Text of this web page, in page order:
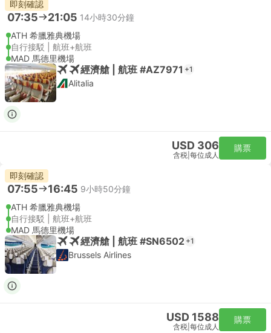
即刻確認
07:35 21:05 14小時30分鐘
ATH 希臘雅典機場
自行接駁 | 航班+航班
MAD 馬德里機場
經濟艙 | 航班 #AZ7971 +1
Alitalia
USD 306
含税 每位成人
購票
即刻確認
07:55 16:45 9小時50分鐘
ATH 希臘雅典機場
自行接駁 | 航班+航班
MAD 馬德里機場
經濟艙 | 航班 #SN6502 +1
Brussels Airlines
USD 1588
含税 每位成人
購票